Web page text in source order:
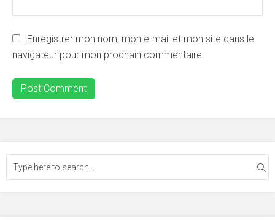
Enregistrer mon nom, mon e-mail et mon site dans le
navigateur pour mon prochain commentaire.